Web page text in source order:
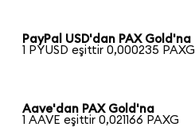
PayPal USD'dan PAX Gold'na
1 PYUSD eşittir 0,000235 PAXG
Aave'dan PAX Gold'na
1 AAVE eşittir 0,021166 PAXG